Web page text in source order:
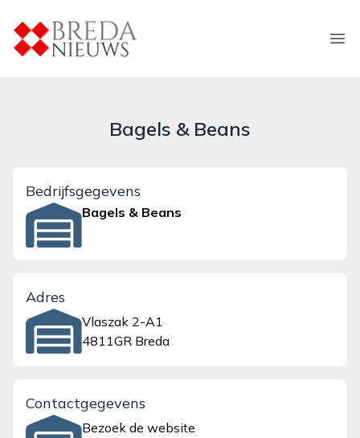
breda-nieuws.nl
Bagels & Beans
Bedrijfsgegevens
Bagels & Beans
Adres
Vlaszak 2-A1
4811GR Breda
Contactgegevens
Bezoek de website